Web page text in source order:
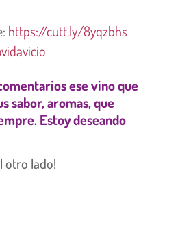
https://cutt.ly/8yqzbhs
ese vino que
sabor, aromas, que
Estoy deseando
otro lado!